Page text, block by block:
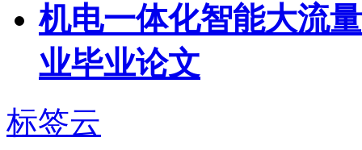
机电一体化智能大流
业毕业论文
标签云